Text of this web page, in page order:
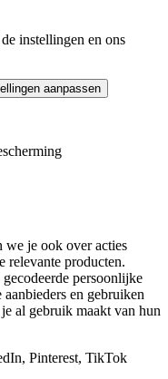
instellingen en ons
aanpassen
je ook over acties
relevante producten.
persoonlijke
en gebruiken
al gebruik maakt van hun
Pinterest, TikTok